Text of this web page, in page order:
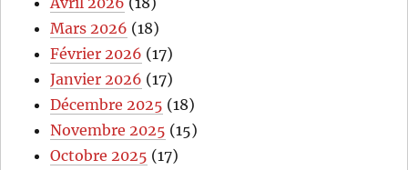
Mars 2026 (18)
Février 2026 (17)
Janvier 2026 (17)
Décembre 2025 (18)
Novembre 2025 (15)
Octobre 2025 (17)